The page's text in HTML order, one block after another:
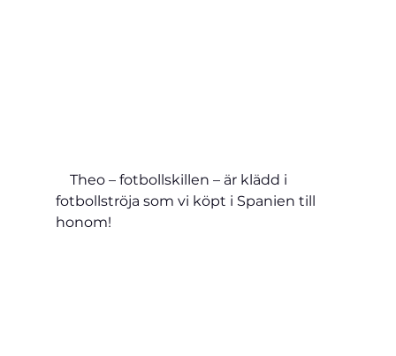
Theo – fotbollskillen – är klädd i
fotbollströja som vi köpt i Spanien till
honom!